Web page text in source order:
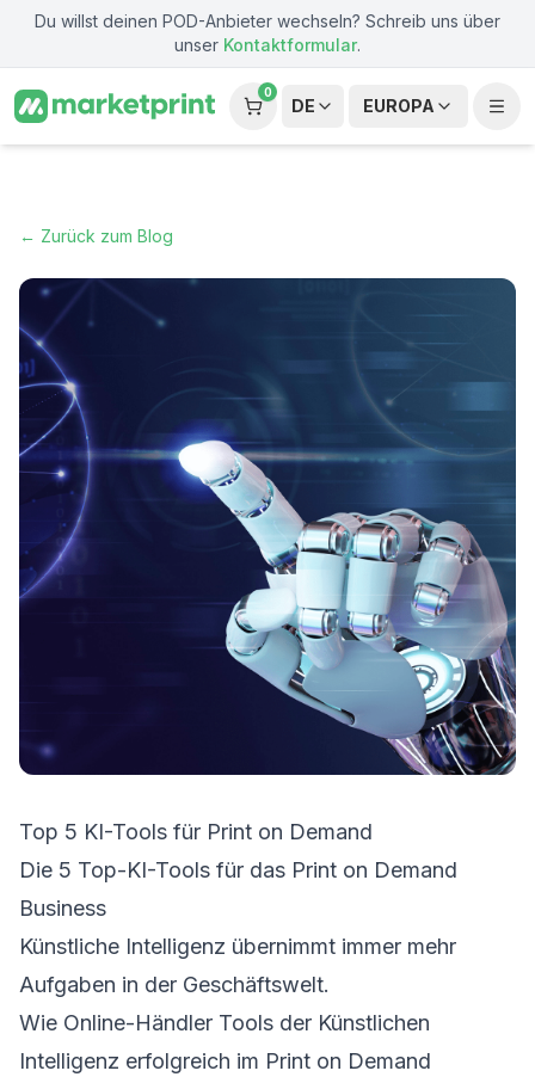
Zum Hauptinhalt springen
Du willst deinen POD-Anbieter wechseln? Schreib uns über
unser Kontaktformular.
0
DE EUROPA
← Zurück zum Blog
Top 5 KI-Tools für Print on Demand
Die 5 Top-KI-Tools für das Print on Demand
Business
Künstliche Intelligenz übernimmt immer mehr
Aufgaben in der Geschäftswelt.
Wie Online-Händler Tools der Künstlichen
Intelligenz erfolgreich im Print on Demand